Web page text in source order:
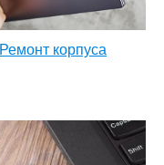
Ремонт корпуса